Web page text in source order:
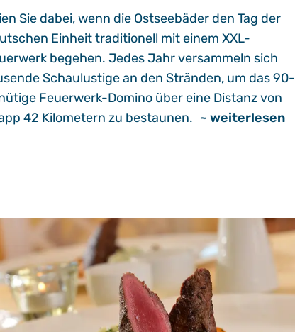
Sie dabei, wenn die Ostseebäder den Tag der
Einheit traditionell mit einem XXL-
begehen. Jedes Jahr versammeln sich
Schaulustige an den Stränden, um das 90-
Feuerwerk-Domino über eine Distanz von
42 Kilometern zu bestaunen. ~ weiterlesen